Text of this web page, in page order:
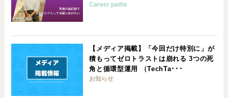
Career paths
【メディア掲載】「今回だけ特別に」が
積もってゼロトラストは崩れる 3つの死
角と循環型運用 （TechTa･･･
お知らせ